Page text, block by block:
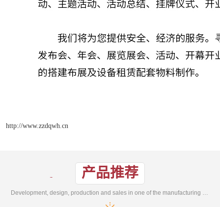
http://www.zzdqwh.cn
产品推荐